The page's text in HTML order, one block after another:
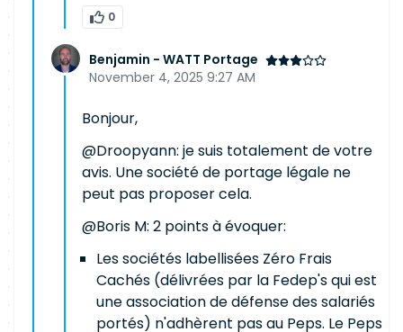
0
Benjamin - WATT Portage
November 4, 2025 9:27 AM
Bonjour,
@Droopyann: je suis totalement de votre
avis. Une société de portage légale ne
peut pas proposer cela.
@Boris M: 2 points à évoquer:
Les sociétés labellisées Zéro Frais
Cachés (délivrées par la Fedep's qui est
une association de défense des salariés
portés) n'adhèrent pas au Peps. Le Peps